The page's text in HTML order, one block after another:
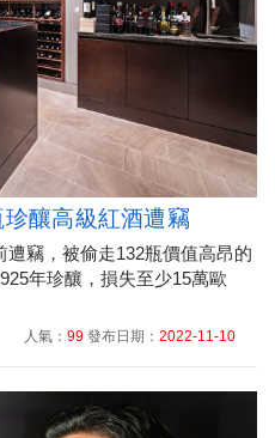
釀高級紅酒遭竊
竊，被偷走132瓶價值高昂的
年珍釀，損失至少15萬歐
人氣： 99 發布日期： 2022-11-10